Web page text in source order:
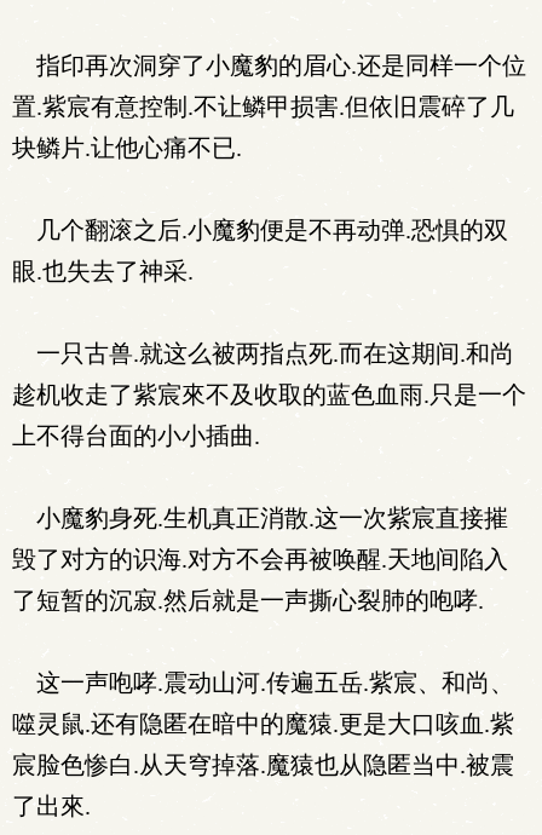
指印再次洞穿了小魔豹的眉心.还是同样一个位
置.紫宸有意控制.不让鳞甲损害.但依旧震碎了几
块鳞片.让他心痛不已.
几个翻滚之后.小魔豹便是不再动弹.恐惧的双
眼.也失去了神采.
一只古兽.就这么被两指点死.而在这期间.和尚
趁机收走了紫宸來不及收取的蓝色血雨.只是一个
上不得台面的小小插曲.
小魔豹身死.生机真正消散.这一次紫宸直接摧
毁了对方的识海.对方不会再被唤醒.天地间陷入
了短暂的沉寂.然后就是一声撕心裂肺的咆哮.
这一声咆哮.震动山河.传遍五岳.紫宸、和尚、
噬灵鼠.还有隐匿在暗中的魔猿.更是大口咳血.紫
宸脸色惨白.从天穹掉落.魔猿也从隐匿当中.被震
了出來.